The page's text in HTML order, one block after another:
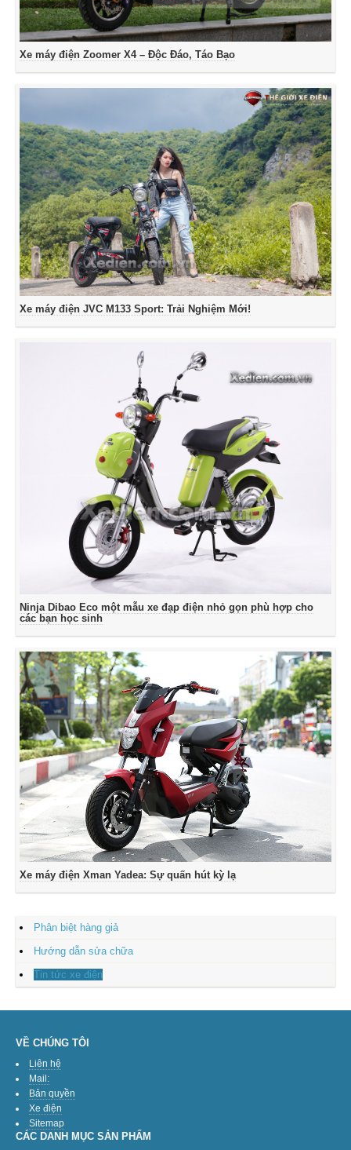
Xe máy điện Zoomer X4 – Độc Đáo, Táo Bạo
Xe máy điện JVC M133 Sport: Trải Nghiệm Mới!
Ninja Dibao Eco một mẫu xe đạp điện nhỏ gọn phù hợp cho
các bạn học sinh
Xe máy điện Xman Yadea: Sự quấn hút kỳ lạ
Phân biệt hàng giả
Hướng dẫn sửa chữa
Tin tức xe điện
VỀ CHÚNG TÔI
Liên hệ
Mail:
Bản quyền
Xe điện
Sitemap
CÁC DANH MỤC SẢN PHẨM